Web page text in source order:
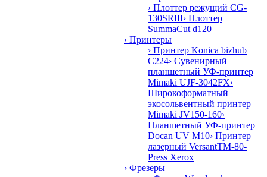
› Плоттер режущий CG-
130SRIII› Плоттер
SummaCut d120
› Принтеры
› Принтер Konica bizhub
C224› Сувенирный
планшетный УФ-принтер
Mimaki UJF-3042FX›
Широкоформатный
экосольвентный принтер
Mimaki JV150-160›
Планшетный УФ-принтер
Docan UV M10› Принтер
лазерный VersantTM-80-
Press Xerox
› Фрезеры